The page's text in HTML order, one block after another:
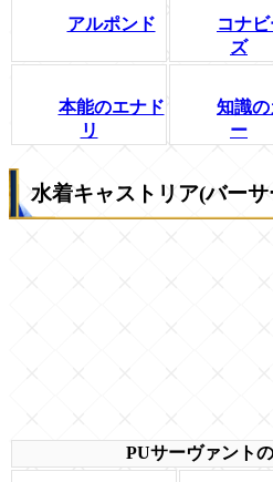
アルポンド
コナ
ズ
本能のエナド
リ
知識の
ー
水着キャストリア(バー
PUサーヴァント